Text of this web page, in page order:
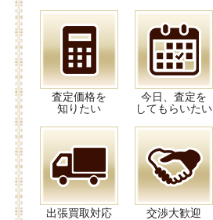
査定価格を
知りたい
今日、査定を
してもらいたい
出張買取対応 交渉大歓迎